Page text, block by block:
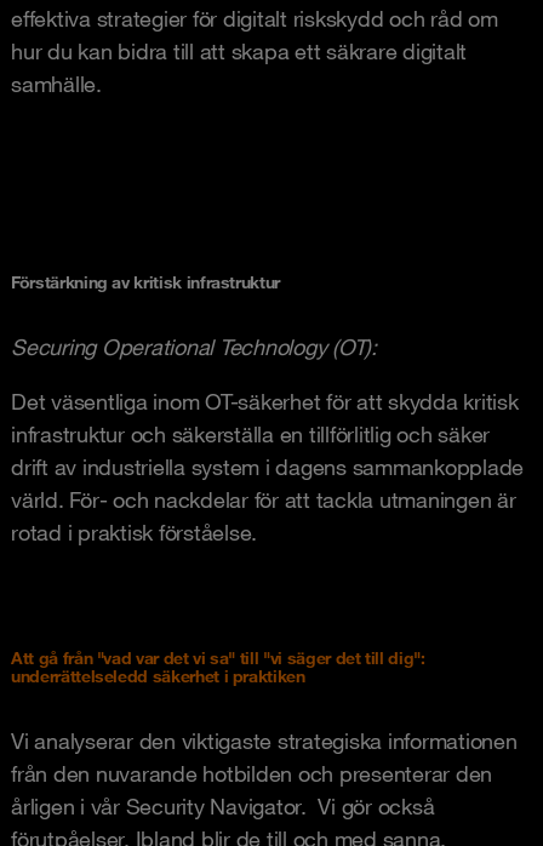
effektiva strategier för digitalt riskskydd och råd om
hur du kan bidra till att skapa ett säkrare digitalt
samhälle.
Förstärkning av kritisk infrastruktur
Securing Operational Technology (OT):
Det väsentliga inom OT-säkerhet för att skydda kritisk
infrastruktur och säkerställa en tillförlitlig och säker
drift av industriella system i dagens sammankopplade
värld. För- och nackdelar för att tackla utmaningen är
rotad i praktisk förståelse.
Att gå från "vad var det vi sa" till "vi säger det till dig":
underrättelseledd säkerhet i praktiken
Vi analyserar den viktigaste strategiska informationen
från den nuvarande hotbilden och presenterar den
årligen i vår Security Navigator. Vi gör också
förutpåelser. Ibland blir de till och med sanna.